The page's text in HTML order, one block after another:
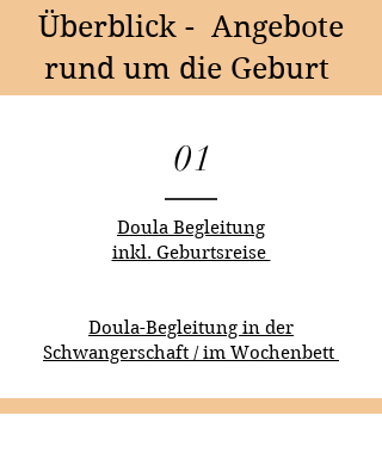
Überblick - Angebote
rund um die Geburt
01
Doula Begleitung
inkl. Geburtsreise
Doula-Begleitung in der
Schwangerschaft / im Wochenbett